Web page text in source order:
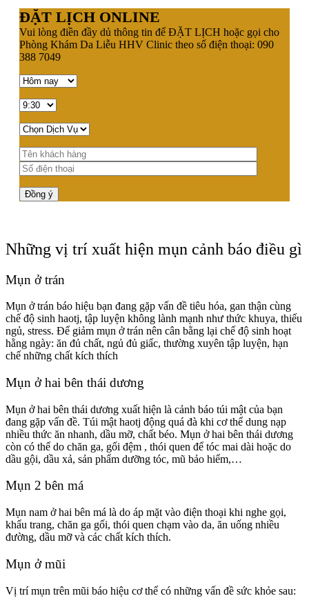
ĐẶT LỊCH ONLINE
Vui lòng điền đầy dủ thông tin để ĐẶT LỊCH hoặc gọi cho
Phòng Khám Da Liễu HHV Clinic theo số điện thoại: 090
388 7049
Những vị trí xuất hiện mụn cảnh báo điều gì
Mụn ở trán
Mụn ở trán báo hiệu bạn đang gặp vấn đề tiêu hóa, gan thận cùng
chế độ sinh haotj, tập luyện không lành mạnh như thức khuya, thiếu
ngủ, stress. Để giảm mụn ở trán nên cân bằng lại chế độ sinh hoạt
hằng ngày: ăn đủ chất, ngủ đủ giấc, thường xuyên tập luyện, hạn
chế những chất kích thích
Mụn ở hai bên thái dương
Mụn ở hai bên thái dương xuất hiện là cảnh báo túi mật của bạn
đang gặp vấn đề. Túi mật haotj động quá đà khi cơ thể dung nạp
nhiều thức ăn nhanh, dầu mỡ, chất béo. Mụn ở hai bên thái dương
còn có thể do chăn ga, gối đệm , thói quen để tóc mai dài hoặc do
dầu gội, dầu xả, sản phẩm dưỡng tóc, mũ bảo hiểm,…
Mụn 2 bên má
Mụn nam ở hai bên má là do áp mặt vào điện thoại khi nghe gọi,
khẩu trang, chăn ga gối, thói quen chạm vào da, ăn uống nhiều
đường, dầu mỡ và các chất kích thích.
Mụn ở mũi
Vị trí mụn trên mũi báo hiệu cơ thể có những vấn đề sức khỏe sau: